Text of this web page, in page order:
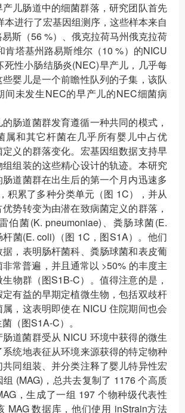
产儿肠道中的细菌群落，研究团队首先
本进行了宏基因组测序，这些样本来自
斯（56 %）、俄克拉荷马州俄克拉荷
肯塔基州路易斯维尔（10 %）的NICU
死性小肠结肠炎(NEC)早产儿，几乎每
婴儿是一个前瞻性队列的子集，该队
间未发生NEC的早产儿的NEC细菌病
肠道菌群发育遵循一种共同的模式，
属和其它杆菌在几乎所有婴儿中占优
义的群落变化。宏基因组数据支持早
组装的这些精心设计的轨迹。本研究
道菌群在出生后的第一个月内迅速多
积累了多种分类单元（图 1C），并从
势转变为由潜在致病菌定义的群落，
伯菌(K. pneumoniae)、粪肠球菌(E.
菌(E. coli)（图 1C，图S1A）。他们
，表明肠杆菌科、粪肠球菌和表皮葡
常普遍，并且通常以 >50% 的丰度主
物群（图S1B-C）。值得注意的是，
有益的早期定植微生物，包括双歧杆
，这表明即使在 NICU 住院期间也会
（图S1A-C）。
道菌群受从 NICU 环境中获得的微生
统地表征从环境来源获得的特定物种
同组装、并分类注释了婴儿特异性宏
(MAG)，总共去复制了 1176 个高质
，生成了一组 197 个物种级代表性
MAG 数据库，他们使用 inStrain方法